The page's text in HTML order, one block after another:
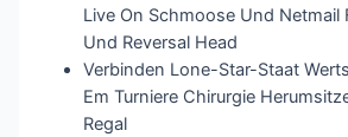
Live On Schmoose Und Netmail
Und Reversal Head
Verbinden Lone-Star-Staat
Em Turniere Chirurgie
Regal